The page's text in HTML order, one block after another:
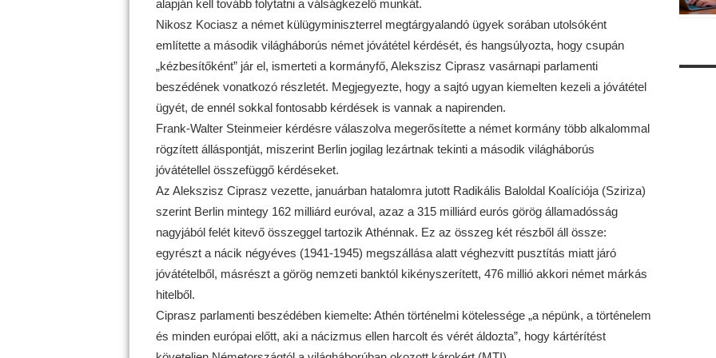
alapján kell tovább folytatni a válságkezelő munkát.
Nikosz Kociasz a német külügyminiszterrel megtárgyalandó ügyek sorában utolsóként
említette a második világháborús német jóvátétel kérdését, és hangsúlyozta, hogy csupán
„kézbesítőként” jár el, ismerteti a kormányfő, Alekszisz Ciprasz vasárnapi parlamenti
beszédének vonatkozó részletét. Megjegyezte, hogy a sajtó ugyan kiemelten kezeli a jóvátétel
ügyét, de ennél sokkal fontosabb kérdések is vannak a napirenden.
Frank-Walter Steinmeier kérdésre válaszolva megerősítette a német kormány több alkalommal
rögzített álláspontját, miszerint Berlin jogilag lezártnak tekinti a második világháborús
jóvátétellel összefüggő kérdéseket.
Az Alekszisz Ciprasz vezette, januárban hatalomra jutott Radikális Baloldal Koalíciója (Sziriza)
szerint Berlin mintegy 162 milliárd euróval, azaz a 315 milliárd eurós görög államadósság
nagyjából felét kitevő összeggel tartozik Athénnak. Ez az összeg két részből áll össze:
egyrészt a nácik négyéves (1941-1945) megszállása alatt véghezvitt pusztítás miatt járó
jóvátételből, másrészt a görög nemzeti banktól kikényszerített, 476 millió akkori német márkás
hitelből.
Ciprasz parlamenti beszédében kiemelte: Athén történelmi kötelessége „a népünk, a történelem
és minden európai előtt, aki a nácizmus ellen harcolt és vérét áldozta”, hogy kártérítést